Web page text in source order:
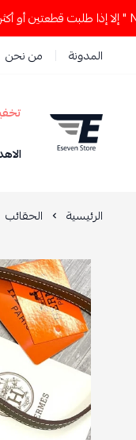
المدونة من نحن
STORE
الرئيسية الحقائب